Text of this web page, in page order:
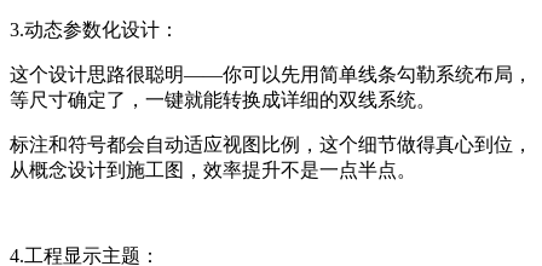
3.动态参数化设计：
这个设计思路很聪明——你可以先用简单线条勾勒系统布局，
等尺寸确定了，一键就能转换成详细的双线系统。
标注和符号都会自动适应视图比例，这个细节做得真心到位，
从概念设计到施工图，效率提升不是一点半点。
4.工程显示主题：